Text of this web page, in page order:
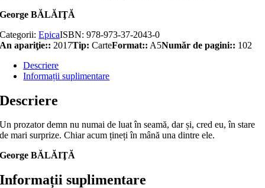
George BĂLĂIŢĂ
Categorii:EpicaISBN:978-973-37-2043-0
An apariţie:: 2017Tip: CarteFormat:: A5Număr de pagini:: 102
Descriere
Informații suplimentare
Descriere
Un prozator demn nu numai de luat în seamă, dar și, cred eu, în stare
de mari surprize. Chiar acum țineți în mână una dintre ele.
George BĂLĂIŢĂ
Informații suplimentare